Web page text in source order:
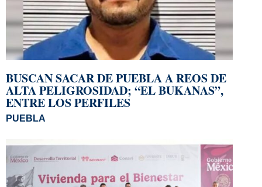
BUSCAN SACAR DE PUEBLA A REOS DE
ALTA PELIGROSIDAD; “EL BUKANAS”,
ENTRE LOS PERFILES
PUEBLA